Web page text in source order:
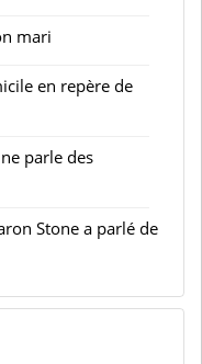
mari
en repère de
parle des
Stone a parlé de